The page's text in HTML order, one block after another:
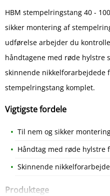
HBM stempelringstang 40 -
sikker montering af
udførelse arbejder du
håndtagene med røde hylstre
skinnende nikkelforarbejdede
stempelringstang komplet.
Vigtigste fordele
Til nem og sikker
Håndtag med røde hylstre
Skinnende
Produktege